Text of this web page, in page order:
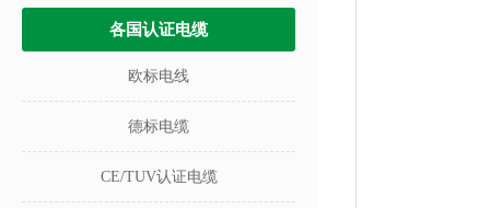
各国认证电缆
欧标电线
德标电缆
CE/TUV认证电缆